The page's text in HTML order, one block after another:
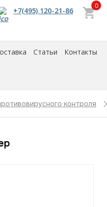
+7(495) 120-21-86
0
Статьи Контакты
контроля